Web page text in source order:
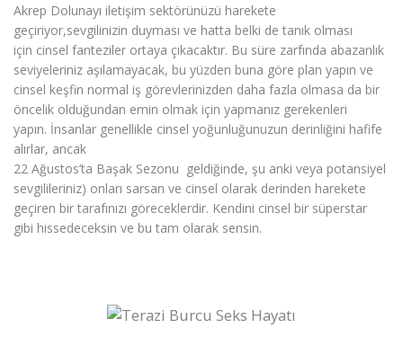
Akrep Dolunayı iletişim sektörünüzü harekete
geçiriyor,sevgilinizin duyması ve hatta belki de tanık olması
için cinsel fanteziler ortaya çıkacaktır. Bu süre zarfında abazanlık
seviyeleriniz aşılamayacak, bu yüzden buna göre plan yapın ve
cinsel keşfin normal iş görevlerinizden daha fazla olmasa da bir
öncelik olduğundan emin olmak için yapmanız gerekenleri
yapın. İnsanlar genellikle cinsel yoğunluğunuzun derinliğini hafife
alırlar, ancak
22 Ağustos’ta Başak Sezonu geldiğinde, şu anki veya potansiyel
sevgilileriniz) onları sarsan ve cinsel olarak derinden harekete
geçiren bir tarafınızı göreceklerdir. Kendini cinsel bir süperstar
gibi hissedeceksin ve bu tam olarak sensin.